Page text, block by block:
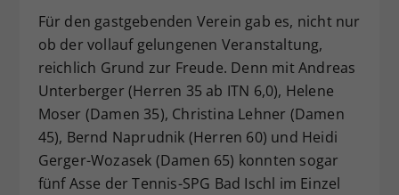
Für den gastgebenden Verein gab es, nicht nur
ob der vollauf gelungenen Veranstaltung,
reichlich Grund zur Freude. Denn mit Andreas
Unterberger (Herren 35 ab ITN 6,0), Helene
Moser (Damen 35), Christina Lehner (Damen
45), Bernd Naprudnik (Herren 60) und Heidi
Gerger-Wozasek (Damen 65) konnten sogar
fünf Asse der Tennis-SPG Bad Ischl im Einzel